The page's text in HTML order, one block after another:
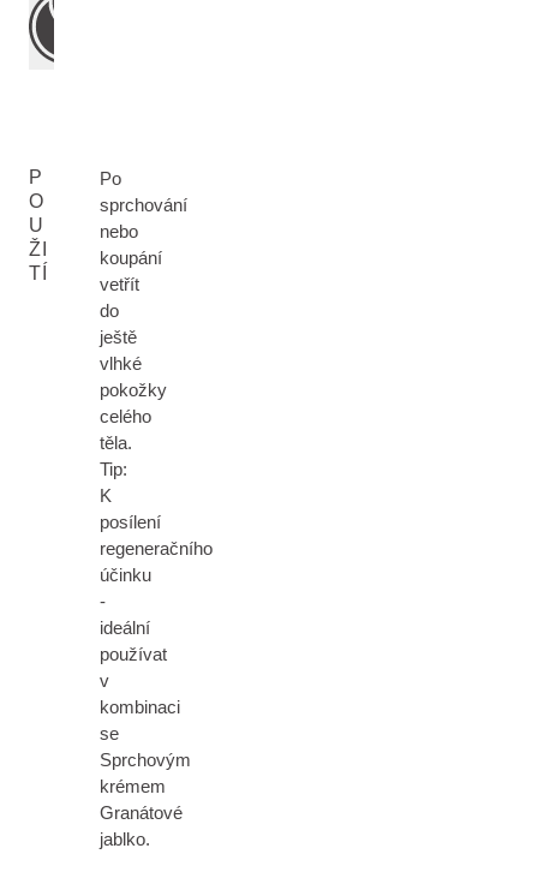
P
O
U
ŽI
TÍ
Po
sprchování
nebo
koupání
vetřít
do
ještě
vlhké
pokožky
celého
těla.
Tip:
K
posílení
regeneračního
účinku
-
ideální
používat
v
kombinaci
se
Sprchovým
krémem
Granátové
jablko.